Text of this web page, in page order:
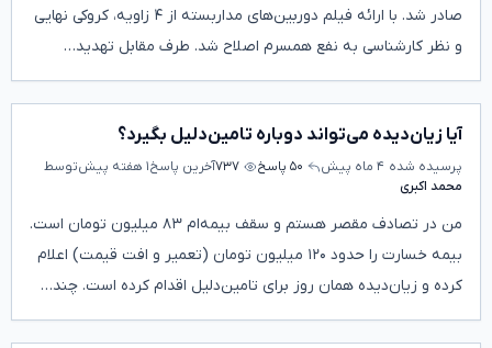
صادر شد. با ارائه فیلم دوربین‌های مداربسته از ۴ زاویه، کروکی نهایی
و نظر کارشناسی به نفع همسرم اصلاح شد. طرف مقابل تهدید…
آیا زیان‌دیده می‌تواند دوباره تامین‌دلیل بگیرد؟
پرسیده شده ۴ ماه پیش ۵۰ پاسخ ۷۳۷آخرین پاسخ۱ هفته پیش
توسط
محمد اکبری
من در تصادف مقصر هستم و سقف بیمه‌ام ۸۳ میلیون تومان است.
بیمه خسارت را حدود ۱۲۰ میلیون تومان (تعمیر و افت قیمت) اعلام
کرده و زیان‌دیده همان روز برای تامین‌دلیل اقدام کرده است. چند…